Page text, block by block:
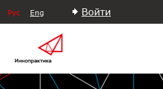
Рус Eng Войти